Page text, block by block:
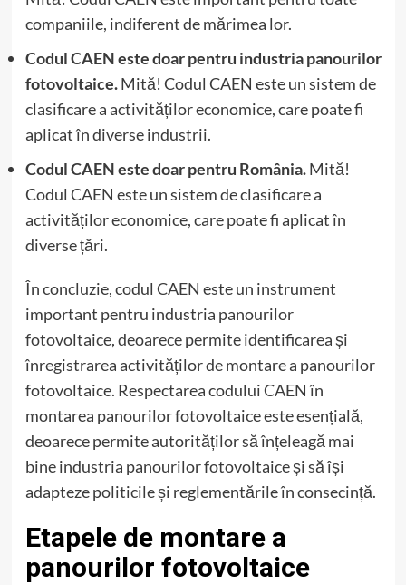
companiile, indiferent de mărimea lor.
Codul CAEN este doar pentru industria panourilor
fotovoltaice.Mită! Codul CAEN este un sistem de
clasificare a activităților economice, care poate fi
aplicat în diverse industrii.
Codul CAEN este doar pentru România.Mită!
Codul CAEN este un sistem de clasificare a
activităților economice, care poate fi aplicat în
diverse țări.
În concluzie, codul CAEN este un instrument
important pentru industria panourilor
fotovoltaice, deoarece permite identificarea și
înregistrarea activităților de montare a panourilor
fotovoltaice. Respectarea codului CAEN în
montarea panourilor fotovoltaice este esențială,
deoarece permite autorităților să înțeleagă mai
bine industria panourilor fotovoltaice și să își
adapteze politicile și reglementările în consecință.
Etapele de montare a
panourilor fotovoltaice